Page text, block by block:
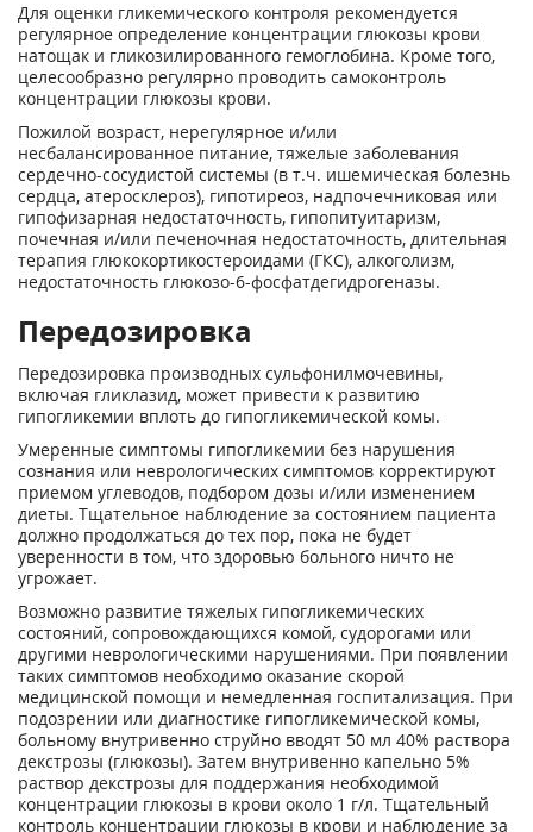
Для оценки гликемического контроля рекомендуется
регулярное определение концентрации глюкозы крови
натощак и гликозилированного гемоглобина. Кроме того,
целесообразно регулярно проводить самоконтроль
концентрации глюкозы крови.
Пожилой возраст, нерегулярное и/или
несбалансированное питание, тяжелые заболевания
сердечно-сосудистой системы (в т.ч. ишемическая болезнь
сердца, атеросклероз), гипотиреоз, надпочечниковая или
гипофизарная недостаточность, гипопитуитаризм,
почечная и/или печеночная недостаточность, длительная
терапия глюкокортикостероидами (ГКС), алкоголизм,
недостаточность глюкозо-6-фосфатдегидрогеназы.
Передозировка
Передозировка производных сульфонилмочевины,
включая гликлазид, может привести к развитию
гипогликемии вплоть до гипогликемической комы.
Умеренные симптомы гипогликемии без нарушения
сознания или неврологических симптомов корректируют
приемом углеводов, подбором дозы и/или изменением
диеты. Тщательное наблюдение за состоянием пациента
должно продолжаться до тех пор, пока не будет
уверенности в том, что здоровью больного ничто не
угрожает.
Возможно развитие тяжелых гипогликемических
состояний, сопровождающихся комой, судорогами или
другими неврологическими нарушениями. При появлении
таких симптомов необходимо оказание скорой
медицинской помощи и немедленная госпитализация. При
подозрении или диагностике гипогликемической комы,
больному внутривенно струйно вводят 50 мл 40% раствора
декстрозы (глюкозы). Затем внутривенно капельно 5%
раствор декстрозы для поддержания необходимой
концентрации глюкозы в крови около 1 г/л. Тщательный
контроль концентрации глюкозы в крови и наблюдение за